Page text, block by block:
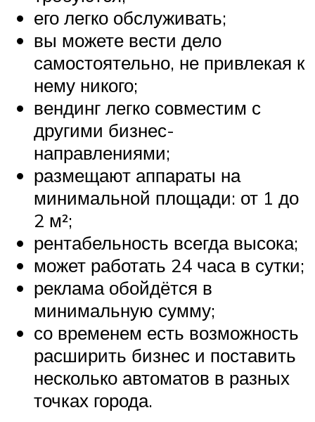
его легко обслуживать;
вы можете вести дело
самостоятельно, не привлекая к
нему никого;
вендинг легко совместим с
другими бизнес-
направлениями;
размещают аппараты на
минимальной площади: от 1 до
2 м²;
рентабельность всегда высока;
может работать 24 часа в сутки;
реклама обойдётся в
минимальную сумму;
со временем есть возможность
расширить бизнес и поставить
несколько автоматов в разных
точках города.